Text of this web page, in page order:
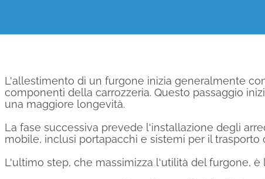
L'allestimento di un furgone inizia generalmente
componenti della carrozzeria. Questo passaggio
una maggiore longevità.
La fase successiva prevede l'installazione degli
mobile, inclusi portapacchi e sistemi per il
L'ultimo step, che massimizza l'utilità del furgone,